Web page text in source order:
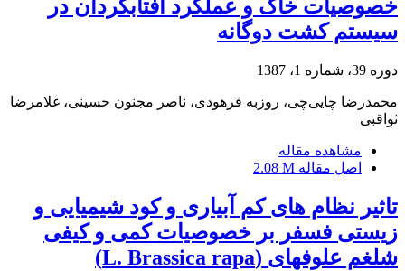
خصوصیات خاک و عملکرد آفتابگردان در
سیستم کشت دوگانه
دوره 39، شماره 1، 1387
محمدرضا چایی‌چی، روزبه فرهودی، ناصر مجنون حسینی، غلامرضا
ثواقبی
مشاهده مقاله
اصل مقاله 2.08 M
تاثیر نظام های کم آبیاری و کود شیمیایی و
زیستی فسفر بر خصوصیات کمی و کیفی
شلغم علوفه‏ای (L. Brassica rapa)